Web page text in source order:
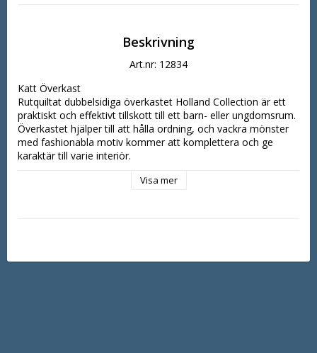
Beskrivning
Art.nr: 12834
Katt Överkast
Rutquiltat dubbelsidiga överkastet Holland Collection är ett
praktiskt och effektivt tillskott till ett barn- eller ungdomsrum.
Överkastet hjälper till att hålla ordning, och vackra mönster
med fashionabla motiv kommer att komplettera och ge
karaktär till varje interiör.
quiltning som används säkerställer hållbarhet under lång tid.
Visa mer